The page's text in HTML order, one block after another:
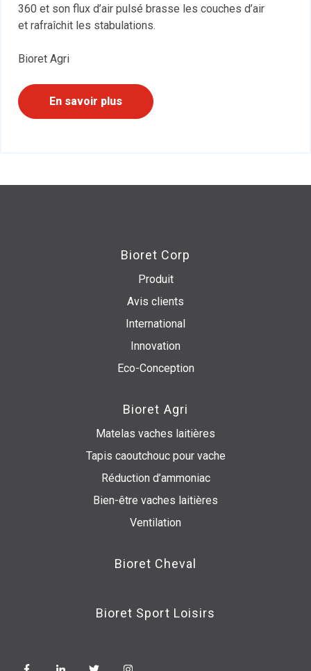
360 et son flux d’air pulsé brasse les couches d’air
et rafraîchit les stabulations.
Bioret Agri
En savoir plus
Bioret Corp
Produit
Avis clients
International
Innovation
Eco-Conception
Bioret Agri
Matelas vaches laitières
Tapis caoutchouc pour vache
Réduction d’ammoniac
Bien-être vaches laitières
Ventilation
Bioret Cheval
Bioret Sport Loisirs